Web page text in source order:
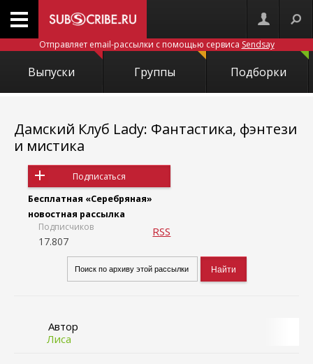
Отправляет email-рассылки с помощью сервиса Sendsay
Выпуски Группы Подборки
Дамский Клуб Lady: Фантастика, фэнтези
и мистика
Подписаться
Бесплатная «Серебряная»
новостная рассылка
Подписчиков
17.807
RSS
Автор
Лиса